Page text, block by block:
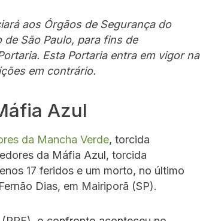
aos Órgãos de Segurança do
São Paulo, para fins de
Esta Portaria entra em vigor na
em contrário.
Azul
da Mancha Verde, torcida
da Máfia Azul, torcida
17 feridos e um morto, no último
Dias, em Mairiporã (SP).